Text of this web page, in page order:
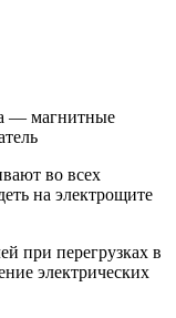
— магнитные
во всех
на электрощите
при перегрузках в
электрических